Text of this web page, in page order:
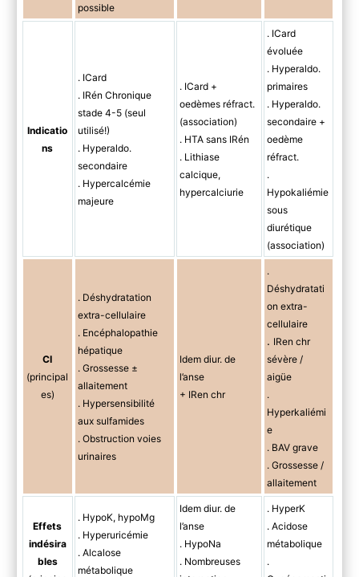
possible
Indicatio
ns
. ICard
. IRén Chronique
stade 4-5 (seul
utilisé!)
. Hyperaldo.
secondaire
. Hypercalcémie
majeure
. ICard +
oedèmes réfract.
(association)
. HTA sans IRén
. Lithiase
calcique,
hypercalciurie
. ICard
évoluée
. Hyperaldo.
primaires
. Hyperaldo.
secondaire +
oedème
réfract.
.
Hypokaliémie
sous
diurétique
(association)
CI
(principal
es)
. Déshydratation
extra-cellulaire
. Encéphalopathie
hépatique
. Grossesse ±
allaitement
. Hypersensibilité
aux sulfamides
. Obstruction voies
urinaires
Idem diur. de
l’anse
+ IRen chr
.
Déshydratati
on extra-
cellulaire
. IRen chr
sévère /
aigüe
.
Hyperkaliémi
e
. BAV grave
. Grossesse /
allaitement
Effets
indésira
bles
. HypoK, hypoMg
. Hyperuricémie
. Alcalose
métabolique
Idem diur. de
l’anse
. HypoNa
. Nombreuses
. HyperK
. Acidose
métabolique
.